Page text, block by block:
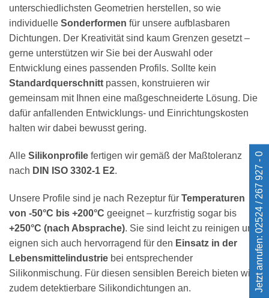
unterschiedlichsten Geometrien herstellen, so wie
individuelle Sonderformen für unsere aufblasbaren
Dichtungen. Der Kreativität sind kaum Grenzen gesetzt –
gerne unterstützen wir Sie bei der Auswahl oder
Entwicklung eines passenden Profils. Sollte kein
Standardquerschnitt passen, konstruieren wir
gemeinsam mit Ihnen eine maßgeschneiderte Lösung. Die
dafür anfallenden Entwicklungs- und Einrichtungskosten
halten wir dabei bewusst gering.
Alle Silikonprofile fertigen wir gemäß der Maßtoleranz
nach DIN ISO 3302-1 E2.
Unsere Profile sind je nach Rezeptur für Temperaturen
von -50°C bis +200°C geeignet – kurzfristig sogar bis
+250°C (nach Absprache). Sie sind leicht zu reinigen und
eignen sich auch hervorragend für den Einsatz in der
Lebensmittelindustrie bei entsprechender
Silikonmischung. Für diesen sensiblen Bereich bieten wir
zudem detektierbare Silikondichtungen an.
Jetzt anrufen: 02524 / 267 927 - 0